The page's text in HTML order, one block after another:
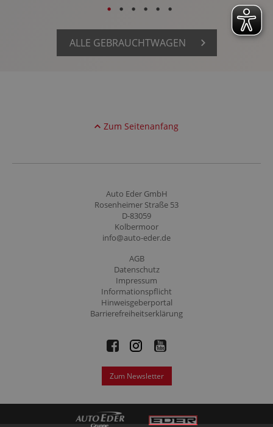
ALLE GEBRAUCHTWAGEN
Zum Seitenanfang
Auto Eder GmbH
Rosenheimer Straße 53
D-83059
Kolbermoor
info@auto-eder.de
AGB
Datenschutz
Impressum
Informationspflicht
Hinweisgeberportal
Barrierefreiheitserklärung
Zum Newsletter